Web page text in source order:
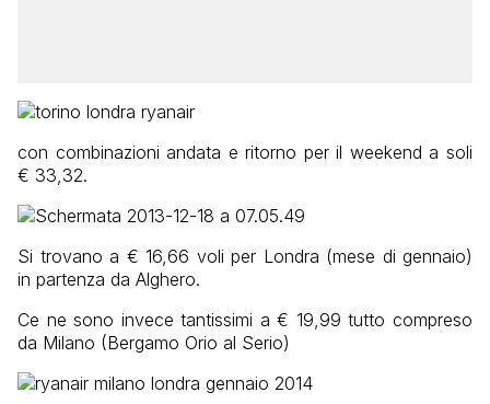
con combinazioni andata e ritorno per il weekend a soli
€ 33,32.
Si trovano a € 16,66 voli per Londra (mese di gennaio)
in partenza da Alghero.
Ce ne sono invece tantissimi a € 19,99 tutto compreso
da Milano (Bergamo Orio al Serio)